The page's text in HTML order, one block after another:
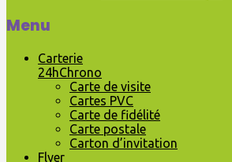
Menu
Carterie
24hChrono
Carte de visite
Cartes PVC
Carte de fidélité
Carte postale
Carton d’invitation
Flyer